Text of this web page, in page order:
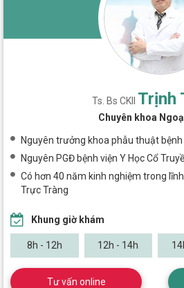
Ts. Bs CKII Trịnh
Chuyên khoa
Nguyên trưởng khoa phẫu thuật bệnh
Nguyên PGĐ bệnh viện Y Học Cổ
Có hơn 40 năm kinh nghiệm trong
Trực Tràng
Khung giờ khám
8h - 12h 12h - 14h
Tư vấn online